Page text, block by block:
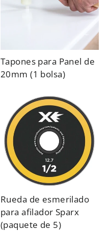
Tapones para Panel de
20mm (1 bolsa)
Rueda de esmerilado
para afilador Sparx
(paquete de 5)